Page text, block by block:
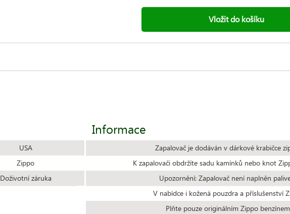
Vložit do košíku
USA
Zippo
Doživotní záruka
Informace
Zapalovač je dodáván v dárkové krabičce
K zapalovači obdržíte sadu kamínků nebo knot
Upozornění: Zapalovač není naplněn
V nabídce i kožená pouzdra a příslušenství
Plňte pouze originálním Zippo benzínem